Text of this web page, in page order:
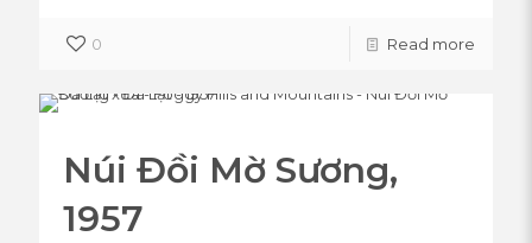
0 Read more
Núi Đồi Mờ Sương,
1957